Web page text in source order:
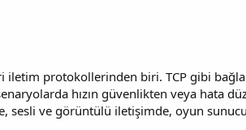
iletim protokollerinden biri. TCP gibi
hızın güvenlikten veya hata
sesli ve görüntülü iletişimde, oyun